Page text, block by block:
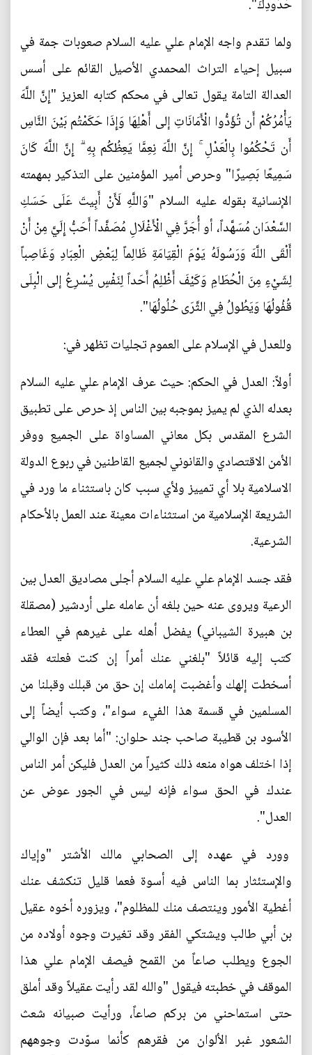
حُدُودِكَ".
ولما تقدم واجه الإمام علي عليه السلام صعوبات جمة في
سبيل إحياء التراث المحمدي الأصيل القائم على أسس
العدالة التامة يقول تعالى في محكم كتابه العزيز "إِنَّ اللَّهَ
يَأْمُرُكُمْ أَن تُؤَدُّوا الْأَمَانَاتِ إلى أَهْلِهَا وَإِذَا حَكَمْتُم بَيْنَ النَّاسِ
أَن تَحْكُمُوا بِالْعَدْلِ ۚ إِنَّ اللَّهَ نِعِمَّا يَعِظُكُم بِهِ ۗ إِنَّ اللَّهَ كَانَ
سَمِيعًا بَصِيرًا" وحرص أمير المؤمنين على التذكير بمهمته
الإنسانية بقوله عليه السلام "وَاللَّهِ لَأَنْ أَبِيتَ عَلَى حَسَكِ
السَّعْدَان مُسَهَّداً، أو أُجَرَّ فِي الْأَغْلَالِ مُصَفَّداً أَحَبُّ إِلَيَّ مِنْ أَنْ
أَلْقَى اللَّهَ وَرَسُولَهُ يَوْمَ الْقِيَامَةِ ظَالِماً لِبَعْضِ الْعِبَادِ وَغَاصِباً
لِشَيْ‏ءٍ مِنَ الْحُطَامِ وَكَيْفَ أَظْلِمُ أَحَداً لِنَفْسٍ يُسْرِعُ إلى الْبِلَى
قُفُولُهَا وَيَطُولُ فِي الثَّرَى حُلُولُهَا".
وللعدل في الإسلام على العموم تجليات تظهر في:
أولاً: العدل في الحكم: حيث عرف الإمام علي عليه السلام
بعدله الذي لم يميز بموجبه بين الناس إذ حرص على تطبيق
الشرع المقدس بكل معاني المساواة على الجميع ووفر
الأمن الاقتصادي والقانوني لجميع القاطنين في ربوع الدولة
الاسلامية بلا أي تمييز ولأي سبب كان باستثناء ما ورد في
الشريعة الإسلامية من استثناءات معينة عند العمل بالأحكام
الشرعية.
فقد جسد الإمام علي عليه السلام أجلى مصاديق العدل بين
الرعية ويروى عنه حين بلغه أن عامله على أردشير (مصقلة
بن هبيرة الشيباني) يفضل أهله على غيرهم في العطاء
كتب إليه قائلاً "بلغني عنك أمراً إن كنت فعلته فقد
أسخطت إلهك وأغضبت إمامك إن حق من قبلك وقبلنا من
المسلمين في قسمة هذا الفيء سواء"، وكتب أيضاً إلى
الأسود بن قطيبة صاحب جند حلوان: "أما بعد فإن الوالي
إذا اختلف هواه منعه ذلك كثيراً من العدل فليكن أمر الناس
عندك في الحق سواء فإنه ليس في الجور عوض عن
العدل".
وورد في عهده إلى الصحابي مالك الأشتر "وإياك
والإستئثار بما الناس فيه أسوة فعما قليل تنكشف عنك
أغطية الأمور وينتصف منك للمظلوم"، ويزوره أخوه عقيل
بن أبي طالب ويشتكي الفقر وقد تغيرت وجوه أولاده من
الجوع ويطلب صاعاً من القمح فيصف الإمام علي هذا
الموقف في خطبته فيقول "والله لقد رأيت عقيلاً وقد أملق
حتى استماحني من بركم صاعاً، ورأيت صبيانه شعث
الشعور غبر الألوان من فقرهم كأنما سوّدت وجوههم